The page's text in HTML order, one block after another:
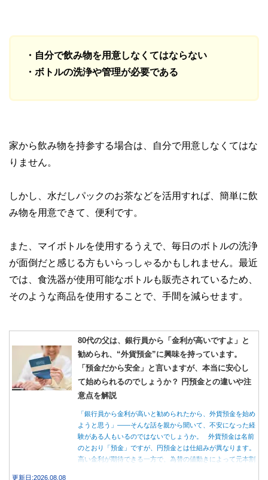
・自分で飲み物を用意しなくてはならない
・ボトルの洗浄や管理が必要である
家から飲み物を持参する場合は、自分で用意しなくてはな
りません。
しかし、水だしパックのお茶などを活用すれば、簡単に飲
み物を用意できて、便利です。
また、マイボトルを使用するうえで、毎日のボトルの洗浄
が面倒だと感じる方もいらっしゃるかもしれません。最近
では、食洗器が使用可能なボトルも販売されているため、
そのような商品を使用することで、手間を減らせます。
80代の父は、銀行員から「金利が高いですよ」と
勧められ、“外貨預金”に興味を持っています。
「預金だから安全」と言いますが、本当に安心し
て始められるのでしょうか？ 円預金との違いや注
意点を解説
「銀行員から金利が高いと勧められたから、外貨預金を始め
ようと思う」――そんな話を親から聞いて、不安になった経
験がある人もいるのではないでしょうか。 外貨預金は名前
のとおり「預金」ですが、円預金とは仕組みが異なります。
高い金利が期待できる一方で、為替の値動きによって元本割
更新日:2026.08.08